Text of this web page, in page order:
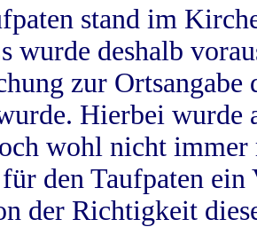
stand im
wurde deshalb
zur
Hierbei wurde
wohl nicht
den Taufpaten
der Richtigkeit